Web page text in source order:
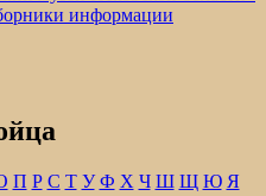
информации
П Р С Т У Ф Х Ч Ш Щ Ю Я